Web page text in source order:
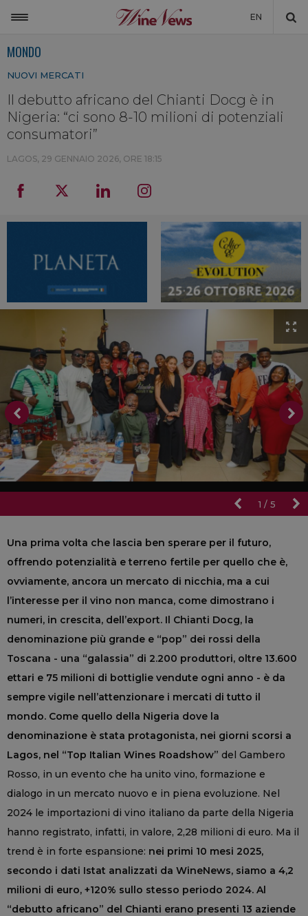
EN
NON SOLO VINO
LA CANTINA DI WINENEWS
DICONO DI NOI
MONDO
NUOVI MERCATI
Il debutto africano del Chianti Docg è in
Nigeria: “ci sono 8-10 milioni di potenziali
consumatori”
LAGOS, 29 GENNAIO 2026, ORE 18:15
1 / 5
Una prima volta che lascia ben sperare per il futuro,
offrendo potenzialità e terreno fertile per quello che è,
ovviamente, ancora un mercato di nicchia, ma a cui
l’interesse per il vino non manca, come dimostrano i
numeri, in crescita, dell’export. Il Chianti Docg, la
denominazione più grande e “pop” dei rossi della
Toscana - una “galassia” di 2.200 produttori, oltre 13.600
ettari e 75 milioni di bottiglie vendute ogni anno - è da
sempre vigile nell’attenzionare i mercati di tutto il
mondo. Come quello della Nigeria dove la
denominazione è stata protagonista, nei giorni scorsi a
Lagos, nel “Top Italian Wines Roadshow” del Gambero
Rosso, in un evento che ha unito vino, formazione e
dialogo in un mercato nuovo e in piena evoluzione. Nel
2024 le importazioni di vino italiano da parte della Nigeria
hanno registrato, infatti, in valore, 2,28 milioni di euro. Ma il
trend è in forte espansione: nei primi 10 mesi 2025,
secondo i dati Istat analizzati da WineNews, siamo a 4,2
milioni di euro, +120% sullo stesso periodo 2024. Al
“debutto africano” del Chianti erano presenti 13 aziende